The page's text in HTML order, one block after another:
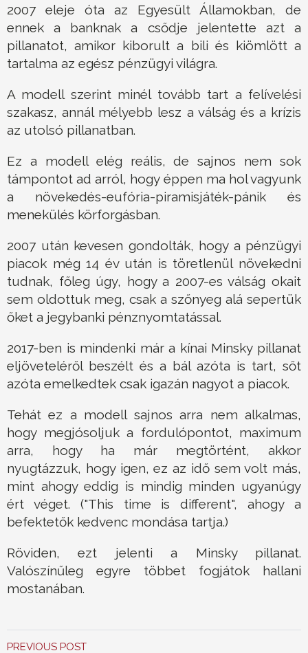
2007 eleje óta az Egyesült Államokban, de
ennek a banknak a csődje jelentette azt a
pillanatot, amikor kiborult a bili és kiömlött a
tartalma az egész pénzügyi világra.
A modell szerint minél tovább tart a felívelési
szakasz, annál mélyebb lesz a válság és a krízis
az utolsó pillanatban.
Ez a modell elég reális, de sajnos nem sok
támpontot ad arról, hogy éppen ma hol vagyunk
a növekedés-eufória-piramisjáték-pánik és
menekülés körforgásban.
2007 után kevesen gondolták, hogy a pénzügyi
piacok még 14 év után is töretlenül növekedni
tudnak, főleg úgy, hogy a 2007-es válság okait
sem oldottuk meg, csak a szőnyeg alá sepertük
őket a jegybanki pénznyomtatással.
2017-ben is mindenki már a kínai Minsky pillanat
eljöveteléről beszélt és a bál azóta is tart, sőt
azóta emelkedtek csak igazán nagyot a piacok.
Tehát ez a modell sajnos arra nem alkalmas,
hogy megjósoljuk a fordulópontot, maximum
arra, hogy ha már megtörtént, akkor
nyugtázzuk, hogy igen, ez az idő sem volt más,
mint ahogy eddig is mindig minden ugyanúgy
ért véget. ("This time is different", ahogy a
befektetők kedvenc mondása tartja.)
Röviden, ezt jelenti a Minsky pillanat.
Valószínűleg egyre többet fogjátok hallani
mostanában.
PREVIOUS POST